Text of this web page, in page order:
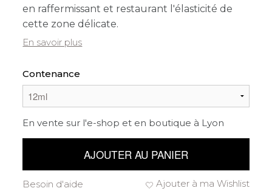
en raffermissant et restaurant l'élasticité de
cette zone délicate.
En savoir plus
Contenance
En vente sur l'e-shop et en boutique à Lyon
AJOUTER AU PANIER
Ajouter à ma Wishlist
Besoin d'aide